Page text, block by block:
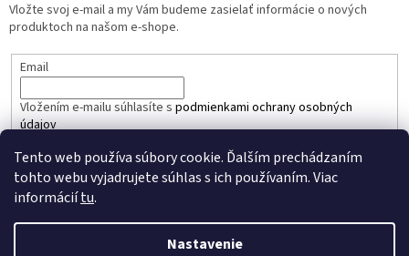
Tento web používa súbory cookie. Ďalším prechádzaním
tohto webu vyjadrujete súhlas s ich používaním. Viac
informáciítu.
Nastavenie
Vložte svoj e-mail a my Vám budeme zasielať informácie o nových
produktoch na našom e-shope.
Email
Vložením e-mailu súhlasíte s podmienkami ochrany osobných
údajov
PRIHLÁSIŤ SA
Vytvoril Shoptet